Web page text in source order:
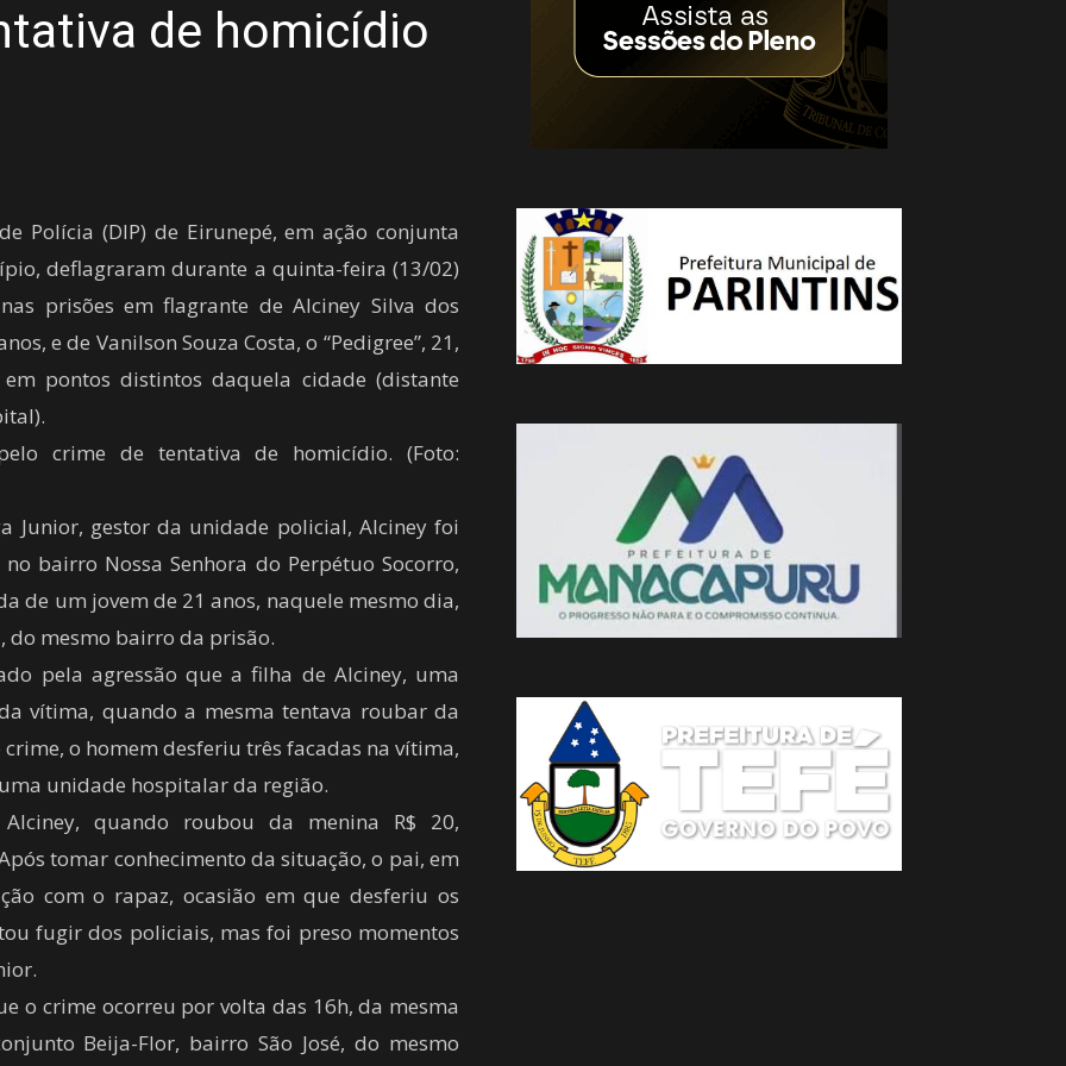
de homicídio
Polícia (DIP) de Eirunepé, em ação conjunta
deflagraram durante a quinta-feira (13/02)
prisões em flagrante de Alciney Silva dos
e de Vanilson Souza Costa, o “Pedigree”, 21,
pontos distintos daquela cidade (distante
crime de tentativa de homicídio. (Foto:
Junior, gestor da unidade policial, Alciney foi
bairro Nossa Senhora do Perpétuo Socorro,
de um jovem de 21 anos, naquele mesmo dia,
do mesmo bairro da prisão.
pela agressão que a filha de Alciney, uma
vítima, quando a mesma tentava roubar da
o homem desferiu três facadas na vítima,
unidade hospitalar da região.
quando roubou da menina R$ 20,
tomar conhecimento da situação, o pai, em
com o rapaz, ocasião em que desferiu os
fugir dos policiais, mas foi preso momentos
o crime ocorreu por volta das 16h, da mesma
Beija-Flor, bairro São José, do mesmo